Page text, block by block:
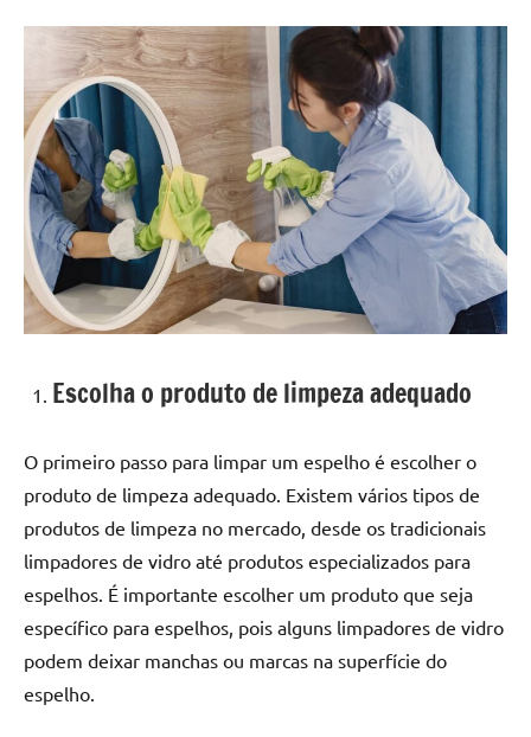
Escolha o produto de limpeza adequado
O primeiro passo para limpar um espelho é escolher o
produto de limpeza adequado. Existem vários tipos de
produtos de limpeza no mercado, desde os tradicionais
limpadores de vidro até produtos especializados para
espelhos. É importante escolher um produto que seja
específico para espelhos, pois alguns limpadores de vidro
podem deixar manchas ou marcas na superfície do
espelho.